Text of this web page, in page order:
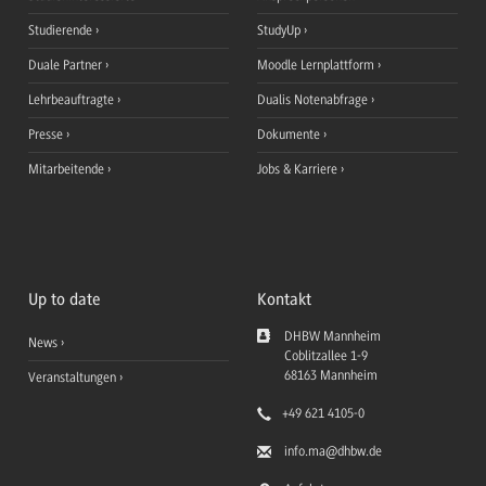
Studierende
Duale Partner
Lehrbeauftragte
Presse
Mitarbeitende
StudyUp
Moodle Lernplattform
Dualis Notenabfrage
Dokumente
Jobs & Karriere
Up to date
News
Veranstaltungen
Kontakt
DHBW Mannheim
Coblitzallee 1-9
68163 Mannheim
+49 621 4105-0
info.ma@dhbw.de